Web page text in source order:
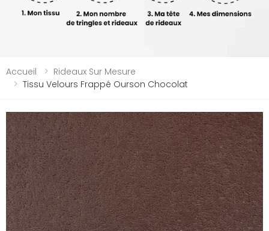
Accueil
Rideaux Sur Mesure
Tissu Velours Frappé Ourson Chocolat